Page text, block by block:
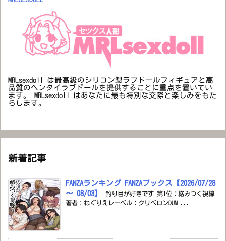
MRLsexdoll は最高級のシリコン製ラブドールフィギュアと高
品質のヘンタイラブドールを提供することに重点を置いてい
ます。 MRLsexdoll はあなたに最も特別な交際と楽しみをもた
らします。
新着記事
FANZAランキング FANZAブックス【2026/07/28
～ 08/03】
釣り目が好きです 第1位：絡みつく視線
著者：ねぐりえレーベル：クリベロンDUM ...